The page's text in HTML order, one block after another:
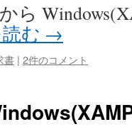
ら
む →
書 | 2件のコメント